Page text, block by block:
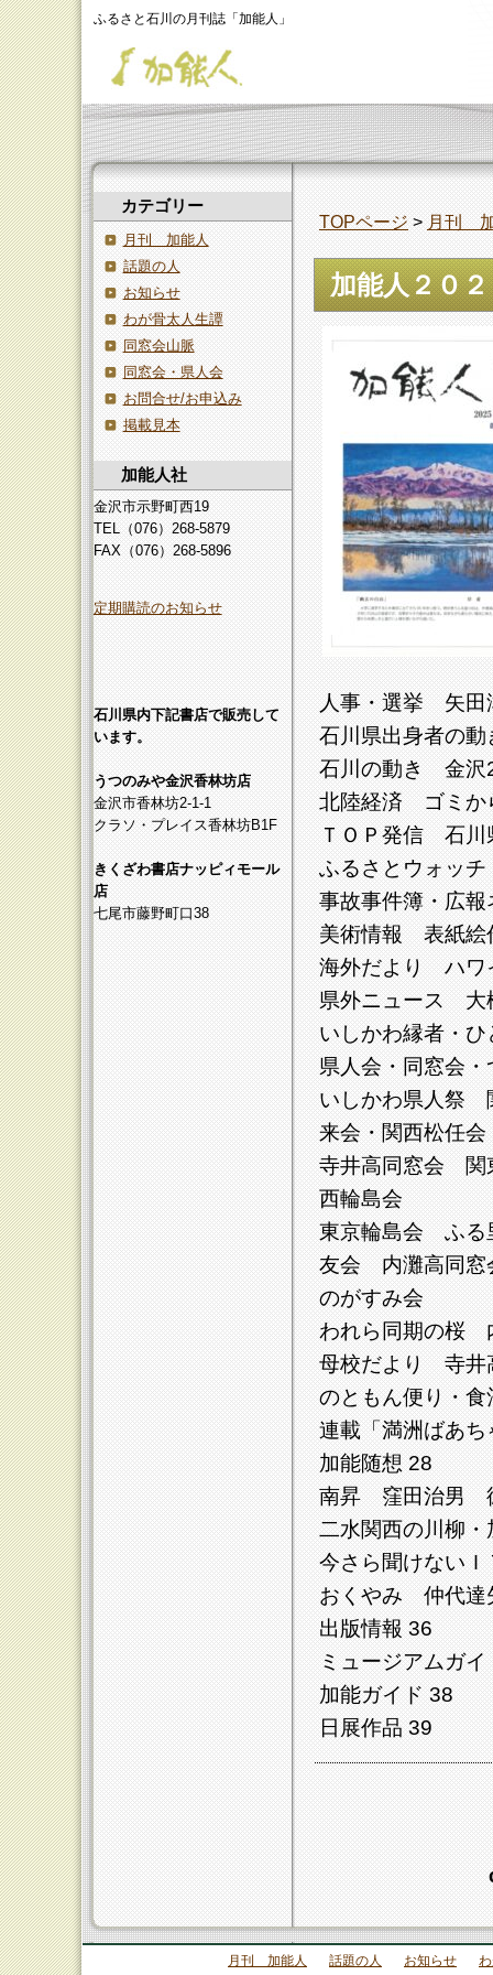
ふるさと石川の月刊誌「加能人」
TOPページ>月刊
加能人２０
人事・選挙 矢田
石川県出身者の動
石川の動き 金沢
北陸経済 ゴミか
ＴＯＰ発信 石川
ふるさとウォッ
事故事件簿・広
美術情報 表紙絵
海外だより ハワ
県外ニュース 大
いしかわ縁者・
県人会・同窓会・
いしかわ県人祭
来会・関西松任会
寺井高同窓会
西輪島会
東京輪島会 ふる
友会 内灘高同窓
のがすみ会
われら同期の桜
母校だより 寺井
のともん便り・
連載「満洲ばあ
加能随想 28
南昇 窪田治男
二水関西の川柳
今さら聞けない
おくやみ 仲代達
出版情報 36
ミュージアムガイ
加能ガイド 38
日展作品 39
カテゴリー
月刊 加能人
話題の人
お知らせ
わが骨太人生譚
同窓会山脈
同窓会・県人会
お問合せ/お申込み
掲載見本
加能人社
金沢市示野町西19
TEL（076）268-5879
FAX（076）268-5896
定期購読のお知らせ
石川県内下記書店で販売して
います。
うつのみや金沢香林坊店
金沢市香林坊2-1-1
クラソ・プレイス香林坊B1F
きくざわ書店ナッピィモール
店
七尾市藤野町口38
月刊 加能人 話題の人 お知らせ